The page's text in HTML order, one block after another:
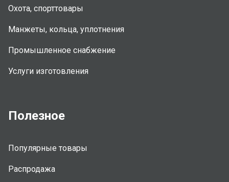
Охота, спорттовары
Манжеты, кольца, уплотнения
Промышленное снабжение
Услуги изготовления
Полезное
Популярные товары
Распродажа